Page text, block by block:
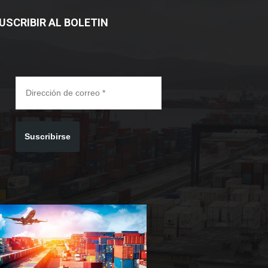
AL BOLETIN
Suscribirse